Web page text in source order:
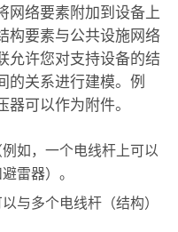
网络要素附加到设备上
构要素与公共设施网络
允许您对支持设备的结
的关系进行建模。例
可以作为附件。
如，一个电线杆上可以
雷器）。
与多个电线杆（结构）